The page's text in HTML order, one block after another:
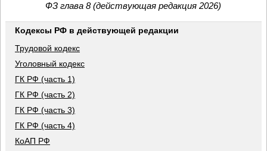
ФЗ глава 8 (действующая редакция 2026)
Кодексы РФ в действующей редакции
Трудовой кодекс
Уголовный кодекс
ГК РФ (часть 1)
ГК РФ (часть 2)
ГК РФ (часть 3)
ГК РФ (часть 4)
КоАП РФ